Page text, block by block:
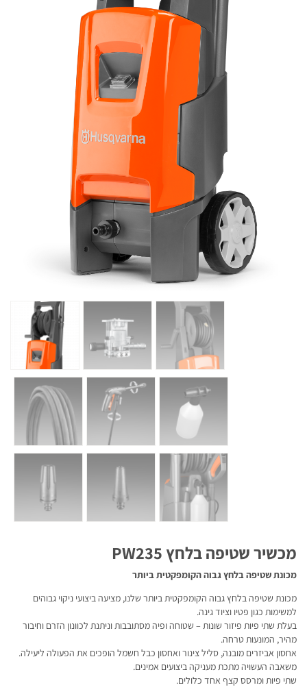
מכשיר שטיפה בלחץ PW235
מכונת שטיפה בלחץ גבוה הקומפקטית ביותר
מכונת שטיפה בלחץ גבוה הקומפקטית ביותר שלנו, מציעה ביצועי ניקוי גבוהים
למשימות כגון פטיו וציוד גינה.
בעלת שתי פיות פיזור שונות – שטוחה ופיה מסתובבות וניתנת לכוונון הזרם וחיבור
מהיר, המונעות טרחה.
אחסון אביזרים מובנה, סליל צינור ואחסון כבל חשמל הופכים את הפעולה ליעילה.
משאבה העשויה מתכת מעניקה ביצועים אמינים.
שתי פיות ומרסס קצף אחד כלולים.